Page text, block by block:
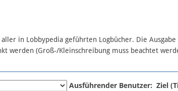
in Lobbypedia geführten Logbücher. Die
werden (Groß-/Kleinschreibung muss beachtet
Ausführender Benutzer: Ziel